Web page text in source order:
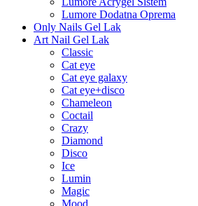
Lumore Dodatna Oprema
Only Nails Gel Lak
Art Nail Gel Lak
Classic
Cat eye
Cat eye galaxy
Cat eye+disco
Chameleon
Coctail
Crazy
Diamond
Disco
Ice
Lumin
Magic
Mood